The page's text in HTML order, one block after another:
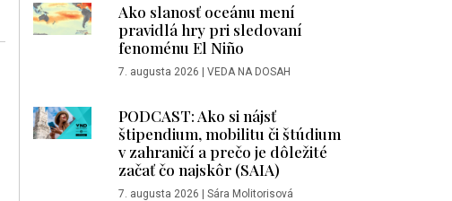
Ako slanosť oceánu mení
pravidlá hry pri sledovaní
fenoménu El Niño
7. augusta 2026 | VEDA NA DOSAH
PODCAST: Ako si nájsť
štipendium, mobilitu či štúdium
v zahraničí a prečo je dôležité
začať čo najskôr (SAIA)
7. augusta 2026 | Sára Molitorisová